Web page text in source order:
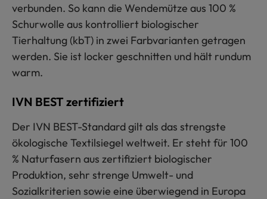
verbunden. So kann die Wendemütze aus 100 %
Schurwolle aus kontrolliert biologischer
Tierhaltung (kbT) in zwei Farbvarianten getragen
werden. Sie ist locker geschnitten und hält rundum
warm.
IVN BEST zertifiziert
Der IVN BEST-Standard gilt als das strengste
ökologische Textilsiegel weltweit. Er steht für 100
% Naturfasern aus zertifiziert biologischer
Produktion, sehr strenge Umwelt- und
Sozialkriterien sowie eine überwiegend in Europa